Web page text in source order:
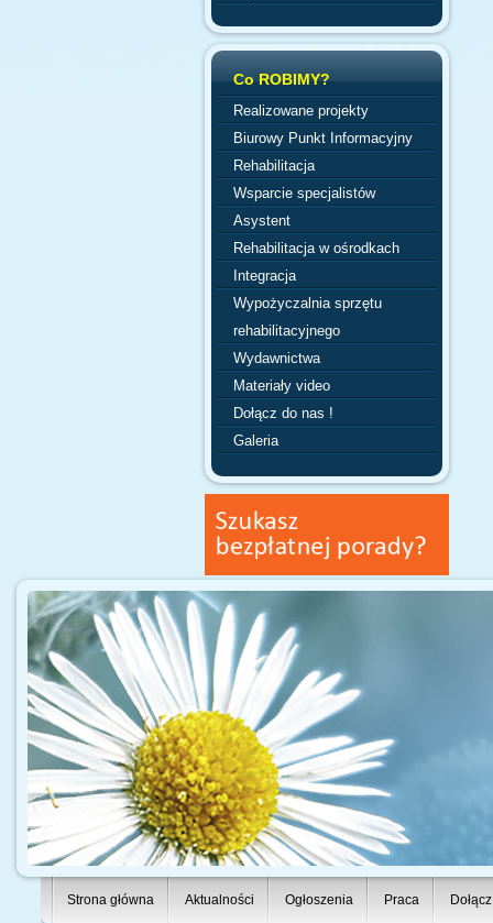
Co ROBIMY?
Realizowane projekty
Biurowy Punkt Informacyjny
Rehabilitacja
Wsparcie specjalistów
Asystent
Rehabilitacja w ośrodkach
Integracja
Wypożyczalnia sprzętu
rehabilitacyjnego
Wydawnictwa
Materiały video
Dołącz do nas !
Galeria
Strona główna Aktualności Ogłoszenia Praca